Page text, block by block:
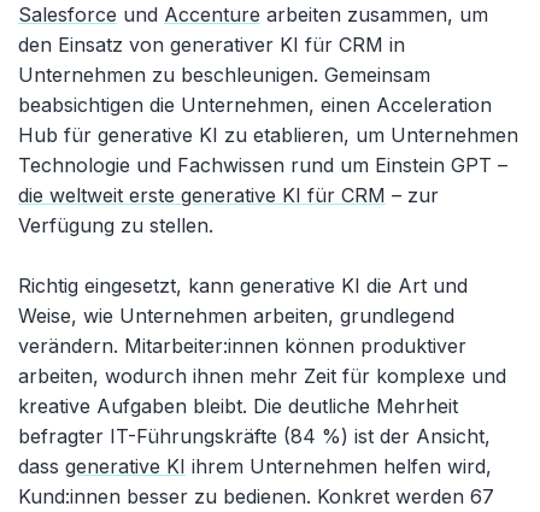
Salesforce und Accenture arbeiten zusammen, um
den Einsatz von generativer KI für CRM in
Unternehmen zu beschleunigen. Gemeinsam
beabsichtigen die Unternehmen, einen Acceleration
Hub für generative KI zu etablieren, um Unternehmen
Technologie und Fachwissen rund um Einstein GPT –
die weltweit erste generative KI für CRM – zur
Verfügung zu stellen.
Richtig eingesetzt, kann generative KI die Art und
Weise, wie Unternehmen arbeiten, grundlegend
verändern. Mitarbeiter:innen können produktiver
arbeiten, wodurch ihnen mehr Zeit für komplexe und
kreative Aufgaben bleibt. Die deutliche Mehrheit
befragter IT-Führungskräfte (84 %) ist der Ansicht,
dass generative KI ihrem Unternehmen helfen wird,
Kund:innen besser zu bedienen. Konkret werden 67